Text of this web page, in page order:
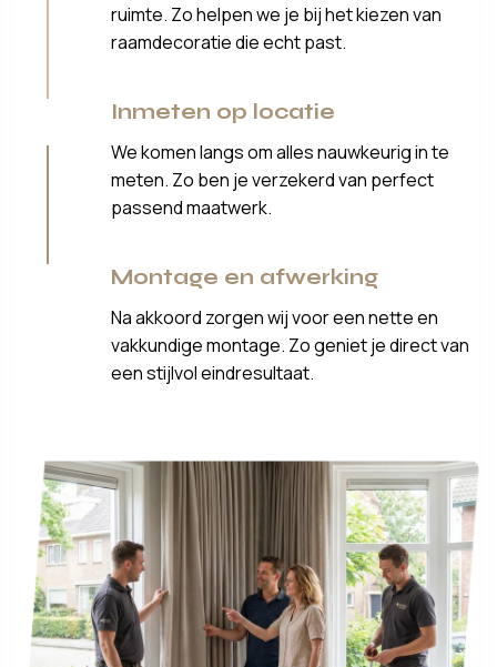
ruimte. Zo helpen we je bij het kiezen van
raamdecoratie die echt past.
Inmeten op locatie
We komen langs om alles nauwkeurig in te
meten. Zo ben je verzekerd van perfect
passend maatwerk.
Montage en afwerking
Na akkoord zorgen wij voor een nette en
vakkundige montage. Zo geniet je direct van
een stijlvol eindresultaat.